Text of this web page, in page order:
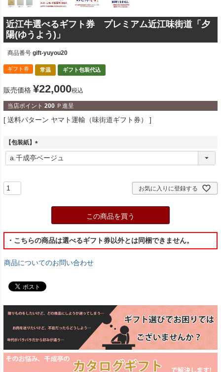
近江牛選べるギフト券 プレミアム近江味街道「夕
陽(ゆうよう)」
商品番号 gift-yuyou20
ギフト券 常温 ギフト包装代込
販売価格 ¥22,000税込
当店ポイント 200 Ｐ進呈
送料パターン ヤマト運輸（味街道ギフト券）
【包装紙】
(
お気に入りに登録する
この商品を買う
・こちらの商品は選べるギフト券以外とは同梱できません。
商品についてのお問い合わせ